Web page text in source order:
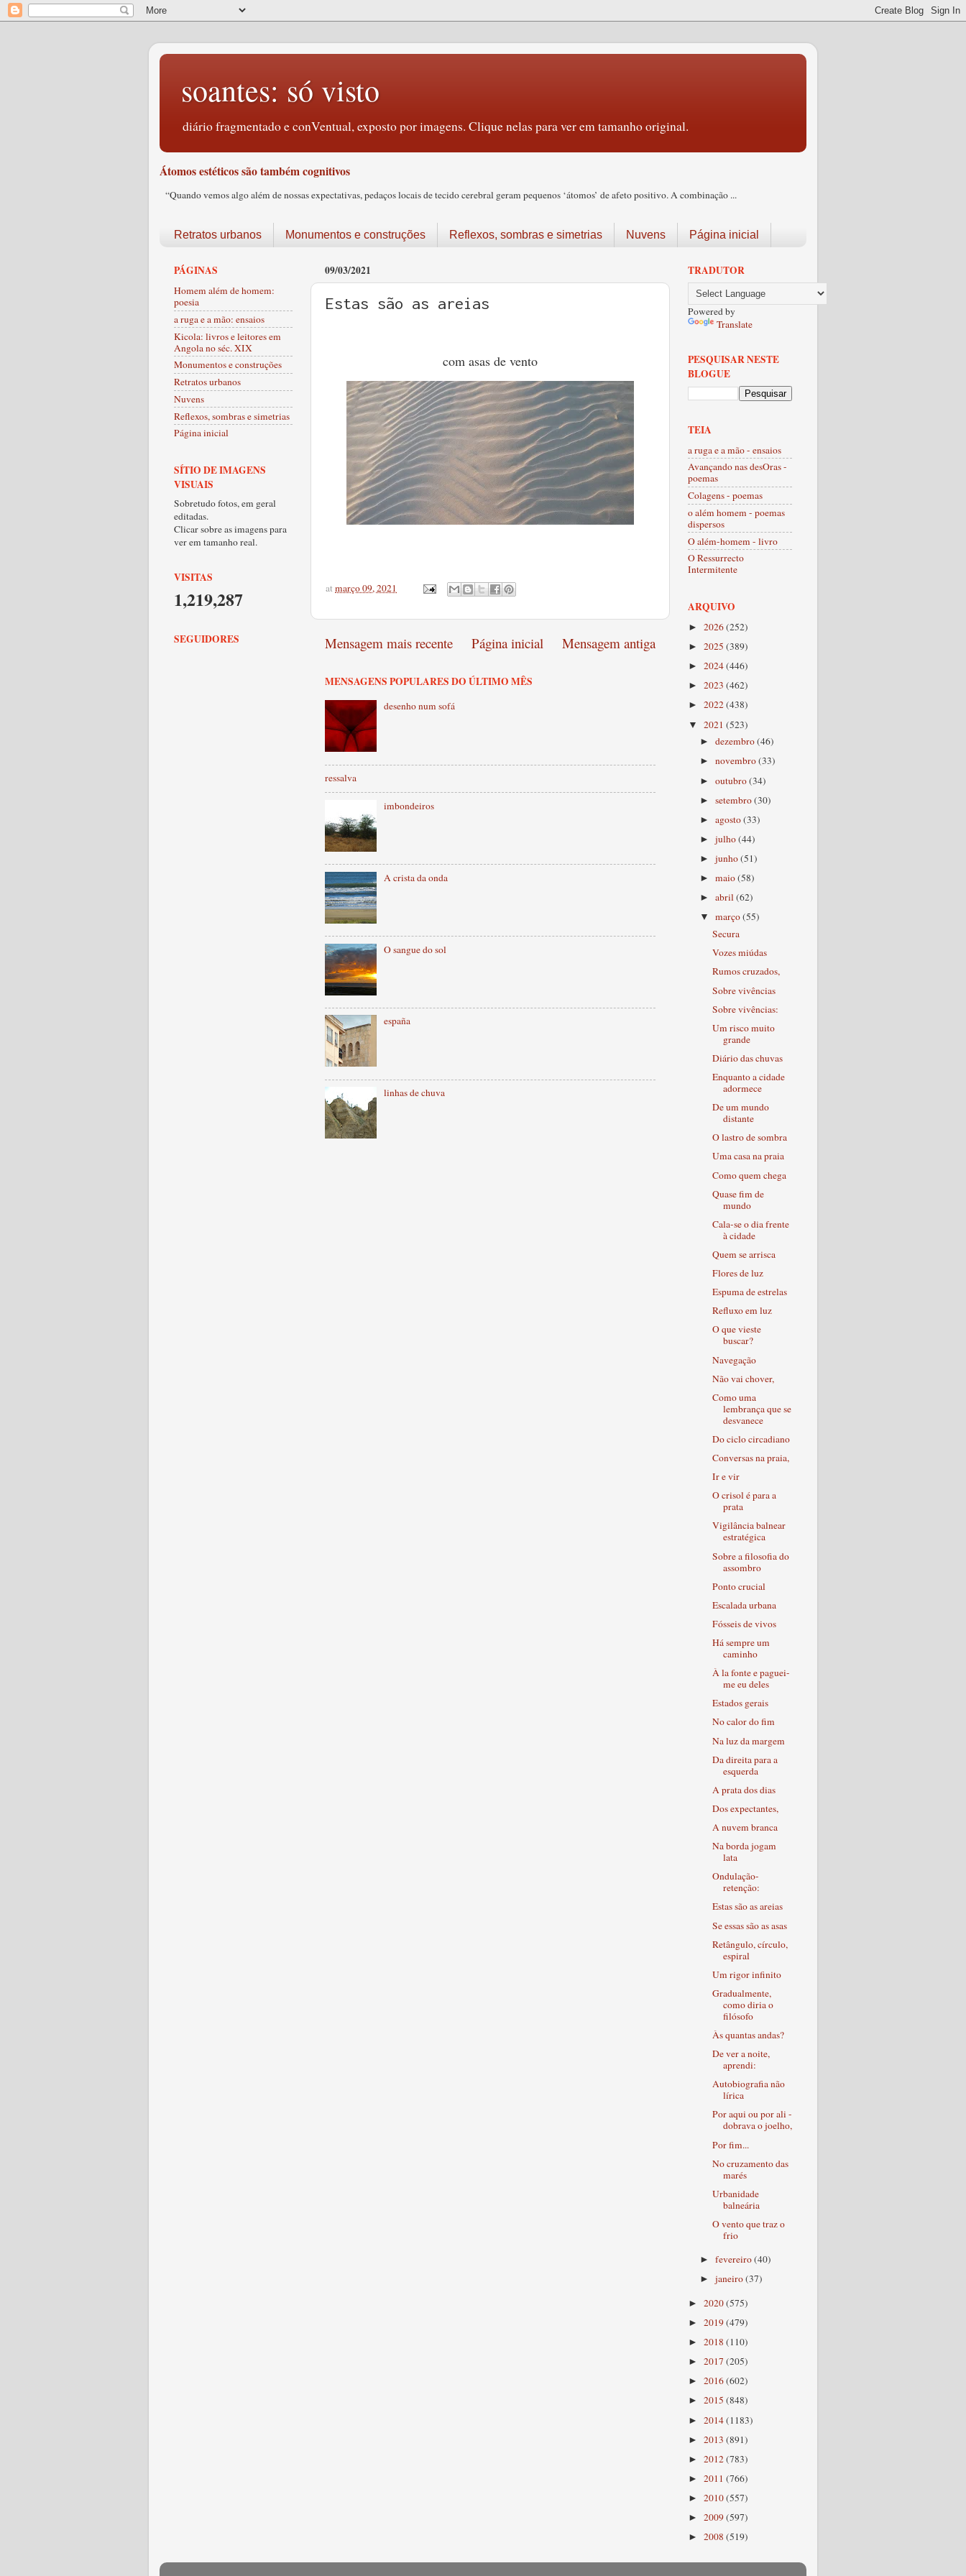
soantes: só visto
diário fragmentado e conVentual, exposto por imagens. Clique nelas para ver em tamanho original.
Átomos estéticos são também cognitivos
“Quando vemos algo além de nossas expectativas, pedaços locais de tecido cerebral geram pequenos ‘átomos’ de afeto positivo. A combinação ...
Retratos urbanos Monumentos e construções Reflexos, sombras e simetrias Nuvens Página inicial
09/03/2021
Estas são as areias
com asas de vento
atmarço 09, 2021
Mensagem mais recente Mensagem antiga
Página inicial
MENSAGENS POPULARES DO ÚLTIMO MÊS
desenho num sofá
ressalva
imbondeiros
A crista da onda
O sangue do sol
españa
linhas de chuva
PÁGINAS
Homem além de homem:
poesia
a ruga e a mão: ensaios
Kicola: livros e leitores em
Angola no séc. XIX
Monumentos e construções
Retratos urbanos
Nuvens
Reflexos, sombras e simetrias
Página inicial
SÍTIO DE IMAGENS
VISUAIS
Sobretudo fotos, em geral
editadas.
Clicar sobre as imagens para
ver em tamanho real.
VISITAS
1,219,287
SEGUIDORES
TRADUTOR
Powered by
Translate
PESQUISAR NESTE
BLOGUE
TEIA
a ruga e a mão - ensaios
Avançando nas desOras -
poemas
Colagens - poemas
o além homem - poemas
dispersos
O além-homem - livro
O Ressurrecto
Intermitente
ARQUIVO
► 2026(252)
► 2025 (389)
► 2024(446)
► 2023 (462)
► 2022(438)
▼ 2021 (523)
►dezembro(46)
►novembro(33)
►outubro(34)
►setembro(30)
►agosto(33)
►julho(44)
►junho(51)
►maio(58)
►abril(62)
▼março(55)
Secura
Vozes miúdas
Rumos cruzados,
Sobre vivências
Sobre vivências:
Um risco muito
grande
Diário das chuvas
Enquanto a cidade
adormece
De um mundo
distante
O lastro de sombra
Uma casa na praia
Como quem chega
Quase fim de
mundo
Cala-se o dia frente
à cidade
Quem se arrisca
Flores de luz
Espuma de estrelas
Refluxo em luz
O que vieste
buscar?
Navegação
Não vai chover,
Como uma
lembrança que se
desvanece
Do ciclo circadiano
Conversas na praia,
Ir e vir
O crisol é para a
prata
Vigilância balnear
estratégica
Sobre a filosofia do
assombro
Ponto crucial
Escalada urbana
Fósseis de vivos
Há sempre um
caminho
À la fonte e paguei-
me eu deles
Estados gerais
No calor do fim
Na luz da margem
Da direita para a
esquerda
A prata dos dias
Dos expectantes,
A nuvem branca
Na borda jogam
lata
Ondulação-
retenção:
Estas são as areias
Se essas são as asas
Retângulo, círculo,
espiral
Um rigor infinito
Gradualmente,
como diria o
filósofo
Às quantas andas?
De ver a noite,
aprendi:
Autobiografia não
lírica
Por aqui ou por ali -
dobrava o joelho,
Por fim...
No cruzamento das
marés
Urbanidade
balneária
O vento que traz o
frio
►fevereiro(40)
►janeiro(37)
► 2020(575)
► 2019(479)
► 2018 (110)
► 2017 (205)
► 2016(602)
► 2015 (848)
► 2014(1183)
► 2013 (891)
► 2012(783)
► 2011 (766)
► 2010(557)
► 2009(597)
► 2008 (519)